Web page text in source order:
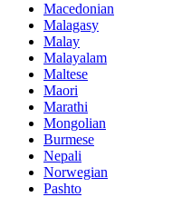
Macedonian
Malagasy
Malay
Malayalam
Maltese
Maori
Marathi
Mongolian
Burmese
Nepali
Norwegian
Pashto